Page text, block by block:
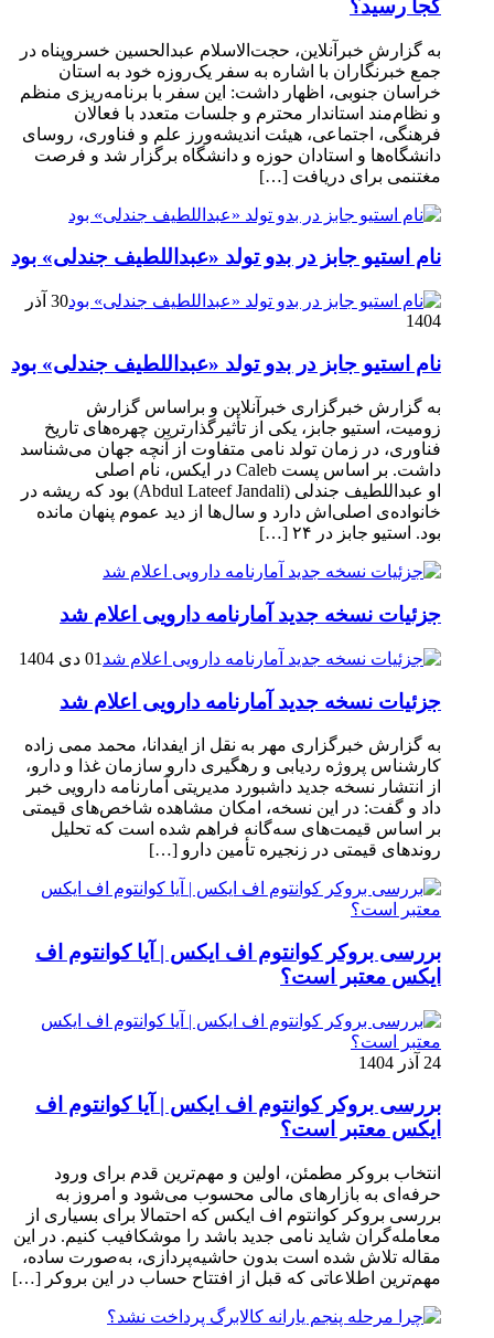
کجا رسید؟
به گزارش خبرآنلاین، حجت‌الاسلام عبدالحسین خسروپناه در
جمع خبرنگاران با اشاره به سفر یک‌روزه خود به استان
خراسان جنوبی، اظهار داشت: این سفر با برنامه‌ریزی منظم
و نظام‌مند استاندار محترم و جلسات متعدد با فعالان
فرهنگی، اجتماعی، هیئت اندیشه‌ورز علم و فناوری، روسای
دانشگاه‌ها و استادان حوزه و دانشگاه برگزار شد و فرصت
مغتنمی برای دریافت […]
نام استیو جابز در بدو تولد «عبداللطیف جندلی» بود
30 آذر
1404
نام استیو جابز در بدو تولد «عبداللطیف جندلی» بود
به گزارش خبرگزاری خبرآنلاین و براساس گزارش
زومیت، استیو جابز، یکی از تأثیرگذارترین چهره‌های تاریخ
فناوری، در زمان تولد نامی متفاوت از آنچه جهان می‌شناسد
داشت. بر اساس پست Caleb در ایکس، نام اصلی
او عبداللطیف جندلی (Abdul Lateef Jandali) بود که ریشه در
خانواده‌ی اصلی‌اش دارد و سال‌ها از دید عموم پنهان مانده
بود. استیو جابز در ۲۴ […]
جزئیات نسخه جدید آمارنامه دارویی اعلام شد
01 دی 1404
جزئیات نسخه جدید آمارنامه دارویی اعلام شد
به گزارش خبرگزاری مهر به نقل از ایفدانا، محمد ممی زاده
کارشناس پروژه ردیابی و رهگیری دارو سازمان غذا و دارو،
از انتشار نسخه جدید داشبورد مدیریتی آمارنامه دارویی خبر
داد و گفت: در این نسخه، امکان مشاهده شاخص‌های قیمتی
بر اساس قیمت‌های سه‌گانه فراهم شده است که تحلیل
روندهای قیمتی در زنجیره تأمین دارو […]
بررسی بروکر کوانتوم اف ایکس | آیا کوانتوم اف
ایکس معتبر است؟
24 آذر 1404
بررسی بروکر کوانتوم اف ایکس | آیا کوانتوم اف
ایکس معتبر است؟
انتخاب بروکر مطمئن، اولین و مهم‌ترین قدم برای ورود
حرفه‌ای به بازارهای مالی محسوب می‌شود و امروز به
بررسی بروکر کوانتوم اف ایکس که احتمالا برای بسیاری از
معامله‌گران شاید نامی جدید باشد را موشکافیب کنیم. در این
مقاله تلاش شده است بدون حاشیه‌پردازی، به‌صورت ساده،
مهم‌ترین اطلاعاتی که قبل از افتتاح حساب در این بروکر […]